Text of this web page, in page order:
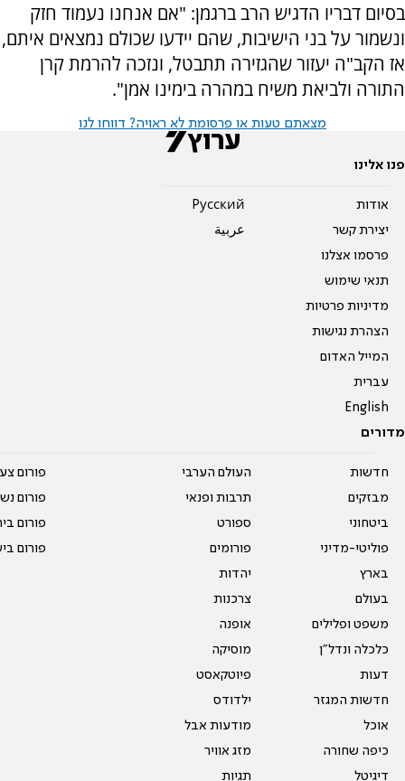
בסיום דבריו הדגיש הרב ברגמן: "אם אנחנו נעמוד חזק
ונשמור על בני הישיבות, שהם יידעו שכולם נמצאים איתם,
אז הקב"ה יעזור שהגזירה תתבטל, ונזכה להרמת קרן
התורה ולביאת משיח במהרה בימינו אמן".
מצאתם טעות או פרסומת לא ראויה? דווחו לנו
פנו אלינו
אודות
יצירת קשר
פרסמו אצלנו
תנאי שימוש
מדיניות פרטיות
הצהרת נגישות
המייל האדום
עברית
English
Pусский
عربية
מדורים
חדשות
מבזקים
ביטחוני
פוליטי-מדיני
בארץ
בעולם
משפט ופלילים
כלכלה ונדל"ן
דעות
חדשות המגזר
אוכל
כיפה שחורה
דיגיטל
העולם הערבי
תרבות ופנאי
ספורט
פורומים
יהדות
צרכנות
אופנה
מוסיקה
פיוטקאסט
ילדודס
מודעות אבל
מזג אוויר
תגיות
פורום
פורום
פורום
פורום